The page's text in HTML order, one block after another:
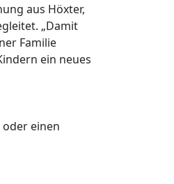
aus Höxter,
„Damit
Familie
ein neues
einen